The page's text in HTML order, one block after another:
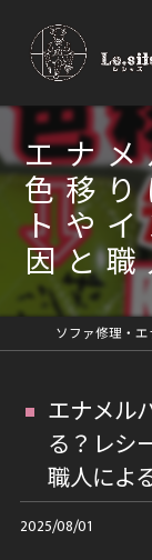
エナ
色移
トや
因と
エナメル
る？レシ
職人によ
2025/08/01